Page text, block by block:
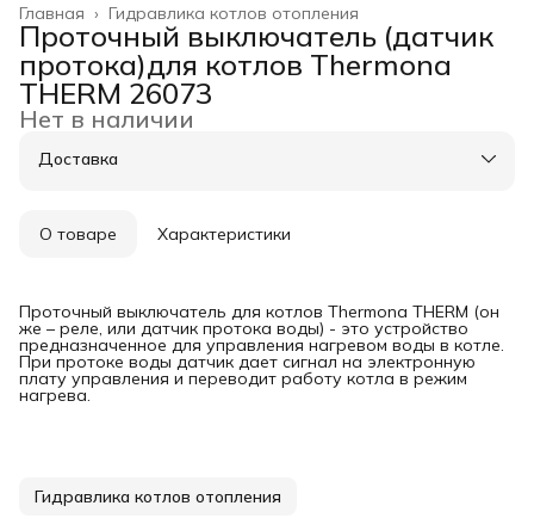
Гидравлика котлов отопления
Главная ›
Проточный выключатель (датчик
протока)для котлов Thermona
THERM 26073
Нет в наличии
Доставка
О товаре Характеристики
Проточный выключатель для котлов Thermona THERM (он
же – реле, или датчик протока воды) - это устройство
предназначенное для управления нагревом воды в котле.
При протоке воды датчик дает сигнал на электронную
плату управления и переводит работу котла в режим
нагрева.
Гидравлика котлов отопления